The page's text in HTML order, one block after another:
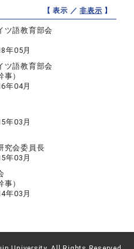
【 表示 ／非表示 】
ツ語教育部会
年05月
ツ語教育部会
）
年04月
年03月
究会委員長
年03月
）
年03月